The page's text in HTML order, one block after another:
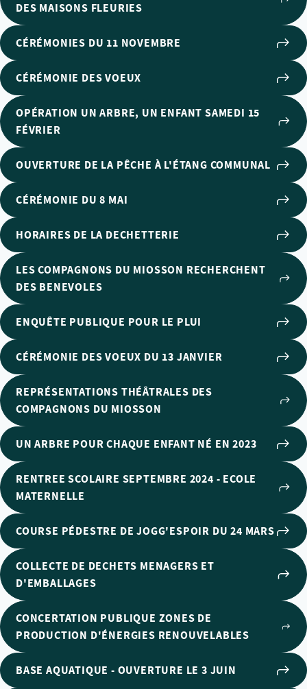
DES MAISONS FLEURIES
CÉRÉMONIES DU 11 NOVEMBRE
CÉRÉMONIE DES VOEUX
OPÉRATION UN ARBRE, UN ENFANT SAMEDI 15
FÉVRIER
OUVERTURE DE LA PÊCHE À L'ÉTANG COMMUNAL
CÉRÉMONIE DU 8 MAI
HORAIRES DE LA DECHETTERIE
LES COMPAGNONS DU MIOSSON RECHERCHENT
DES BENEVOLES
ENQUÊTE PUBLIQUE POUR LE PLUI
CÉRÉMONIE DES VOEUX DU 13 JANVIER
REPRÉSENTATIONS THÉÂTRALES DES
COMPAGNONS DU MIOSSON
UN ARBRE POUR CHAQUE ENFANT NÉ EN 2023
RENTREE SCOLAIRE SEPTEMBRE 2024 - ECOLE
MATERNELLE
COURSE PÉDESTRE DE JOGG'ESPOIR DU 24 MARS
COLLECTE DE DECHETS MENAGERS ET
D'EMBALLAGES
CONCERTATION PUBLIQUE ZONES DE
PRODUCTION D'ÉNERGIES RENOUVELABLES
BASE AQUATIQUE - OUVERTURE LE 3 JUIN